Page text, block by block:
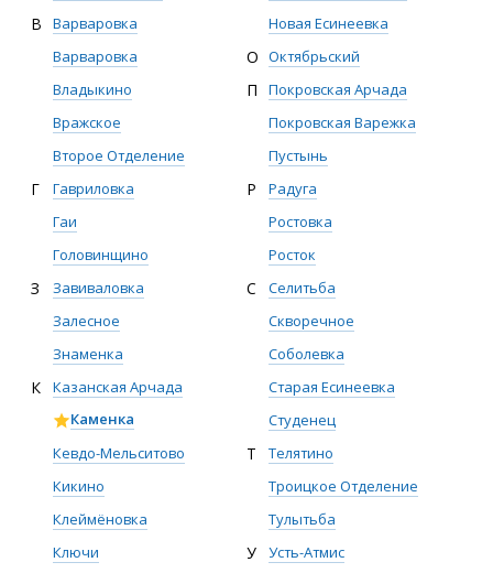
В
Варваровка
Варваровка
Владыкино
Вражское
Второе Отделение
Г
Гавриловка
Гаи
Головинщино
З
Завиваловка
Залесное
Знаменка
К
Казанская Арчада
Каменка
Кевдо-Мельситово
Кикино
Клеймёновка
Ключи
Новая Есинеевка
О Октябрьский
П
Покровская Арчада
Покровская Варежка
Пустынь
Р
Радуга
Ростовка
Росток
С
Селитьба
Скворечное
Соболевка
Старая Есинеевка
Студенец
Т
Телятино
Троицкое Отделение
Тулытьба
У Усть-Атмис